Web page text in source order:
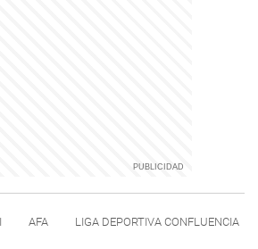
AFA LIGA DEPORTIVA CONFLUENCIA